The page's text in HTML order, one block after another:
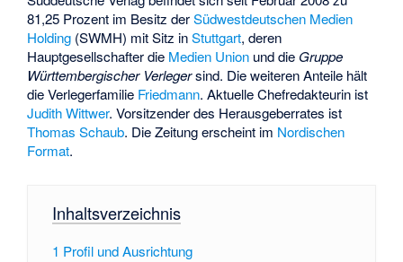
81,25 Prozent im Besitz derSüdwestdeutschen Medien
Holding (SWMH) mit Sitz inStuttgart, deren
Hauptgesellschafter die Medien Union und die Gruppe
Württembergischer Verlegersind. Die weiteren Anteile hält
die Verlegerfamilie Friedmann. Aktuelle Chefredakteurin ist
Judith Wittwer. Vorsitzender des Herausgeberrates ist
Thomas Schaub. Die Zeitung erscheint im Nordischen
Format.
Inhaltsverzeichnis
1 Profil und Ausrichtung